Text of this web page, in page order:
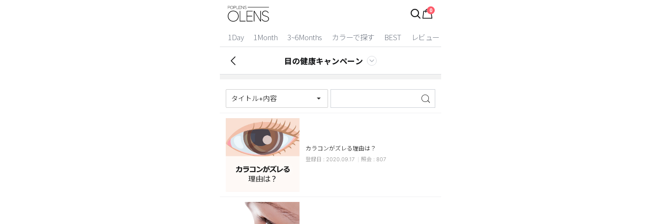
0
1Day 1Month 3~6Months カラーで探す BEST レビュー
2 Weeks
3~6 Months
目の健康キャンペーン
タイトル+内容
カラコンがズレる理由は？
2020.09.17 807